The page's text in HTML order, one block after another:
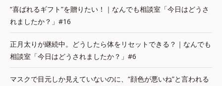
“喜ばれるギフト”を贈りたい！｜なんでも相談室「今日はどうさ
れましたか？」#16
正月太りが継続中。どうしたら体をリセットできる？｜なんでも
相談室「今日はどうされましたか？」#6
マスクで目元しか見えていないのに、“顔色が悪いね”と言われる